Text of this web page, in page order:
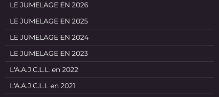
LE JUMELAGE EN 2026
LE JUMELAGE EN 2025
LE JUMELAGE EN 2024
LE JUMELAGE EN 2023
L'A.A.J.C.L.L. en 2022
L'A.A.J.C.L.L en 2021